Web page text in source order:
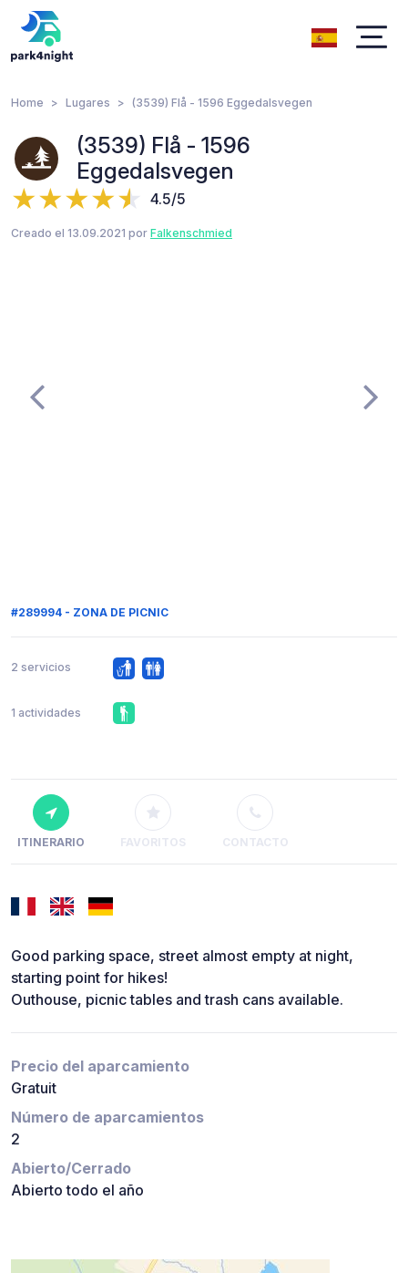
Home Lugares (3539) Flå - 1596 Eggedalsvegen
(3539) Flå - 1596
Eggedalsvegen
4.5/5
Creado el 13.09.2021 por Falkenschmied
#289994 - ZONA DE PICNIC
2 servicios
1 actividades
ITINERARIO FAVORITOS CONTACTO
Good parking space, street almost empty at night,
starting point for hikes!
Outhouse, picnic tables and trash cans available.
Precio del aparcamiento
Gratuit
Número de aparcamientos
2
Abierto/Cerrado
Abierto todo el año